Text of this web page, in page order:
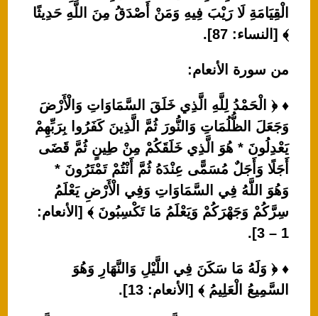
الْقِيَامَةِ لَا رَيْبَ فِيهِ وَمَنْ أَصْدَقُ مِنَ اللَّهِ حَدِيثًا
﴾ [النساء: 87].
من سورة الأنعام:
♦ ﴿ الْحَمْدُ لِلَّهِ الَّذِي خَلَقَ السَّمَاوَاتِ وَالْأَرْضَ
وَجَعَلَ الظُّلُمَاتِ وَالنُّورَ ثُمَّ الَّذِينَ كَفَرُوا بِرَبِّهِمْ
يَعْدِلُونَ * هُوَ الَّذِي خَلَقَكُمْ مِنْ طِينٍ ثُمَّ قَضَى
أَجَلًا وَأَجَلٌ مُسَمًّى عِنْدَهُ ثُمَّ أَنْتُمْ تَمْتَرُونَ *
وَهُوَ اللَّهُ فِي السَّمَاوَاتِ وَفِي الْأَرْضِ يَعْلَمُ
سِرَّكُمْ وَجَهْرَكُمْ وَيَعْلَمُ مَا تَكْسِبُونَ ﴾ [الأنعام:
1 – 3].
♦ ﴿ وَلَهُ مَا سَكَنَ فِي اللَّيْلِ وَالنَّهَارِ وَهُوَ
السَّمِيعُ الْعَلِيمُ ﴾ [الأنعام: 13].